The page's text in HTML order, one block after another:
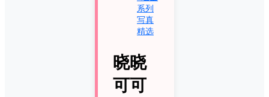
系列
写真
精选
晓晓
可可